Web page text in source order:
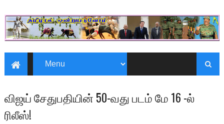
விஜய் சேதுபதியின் 50-வது படம் மே 16 -ல்
ரிலீஸ்!